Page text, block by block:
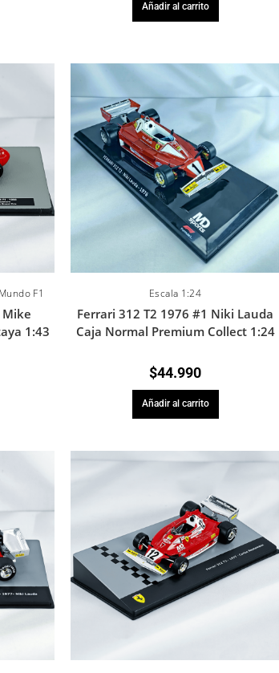
Añadir al carrito
F1
Mike
1:43
Escala 1:24
Ferrari 312 T2 1976 #1 Niki Lauda
Caja Normal Premium Collect 1:24
$44.990
Añadir al carrito